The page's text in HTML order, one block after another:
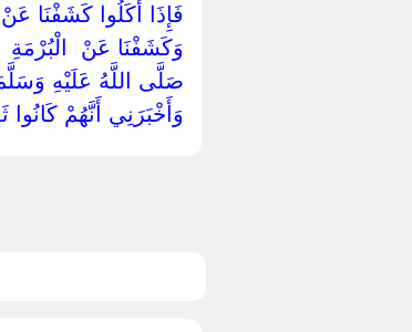
فَإِذَا أَكَلُوا كَشَفْنَا
‏وَكَشَفْنَا عَنْ ‏ ‏الْبُرْمَةِ
‏صَلَّى اللَّهُ عَلَيْهِ
وَأَخْبَرَنِي أَنَّهُمْ